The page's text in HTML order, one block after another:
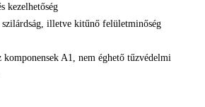
kezelhetőség
illetve kitűnő felületminőség
komponensek A1, nem éghető tűzvédelmi